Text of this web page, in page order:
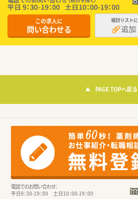
この求人に
問い合わせる
検討リストに
追加
PAGE TOPへ戻る
電話でのお問い合わせ：
平日9：30-19：00 土日10：00-19：00